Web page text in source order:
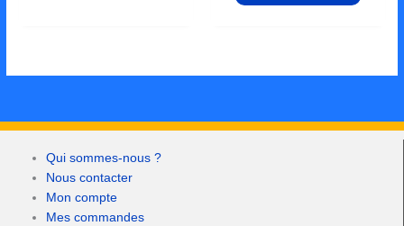
Qui sommes-nous ?
Nous contacter
Mon compte
Mes commandes